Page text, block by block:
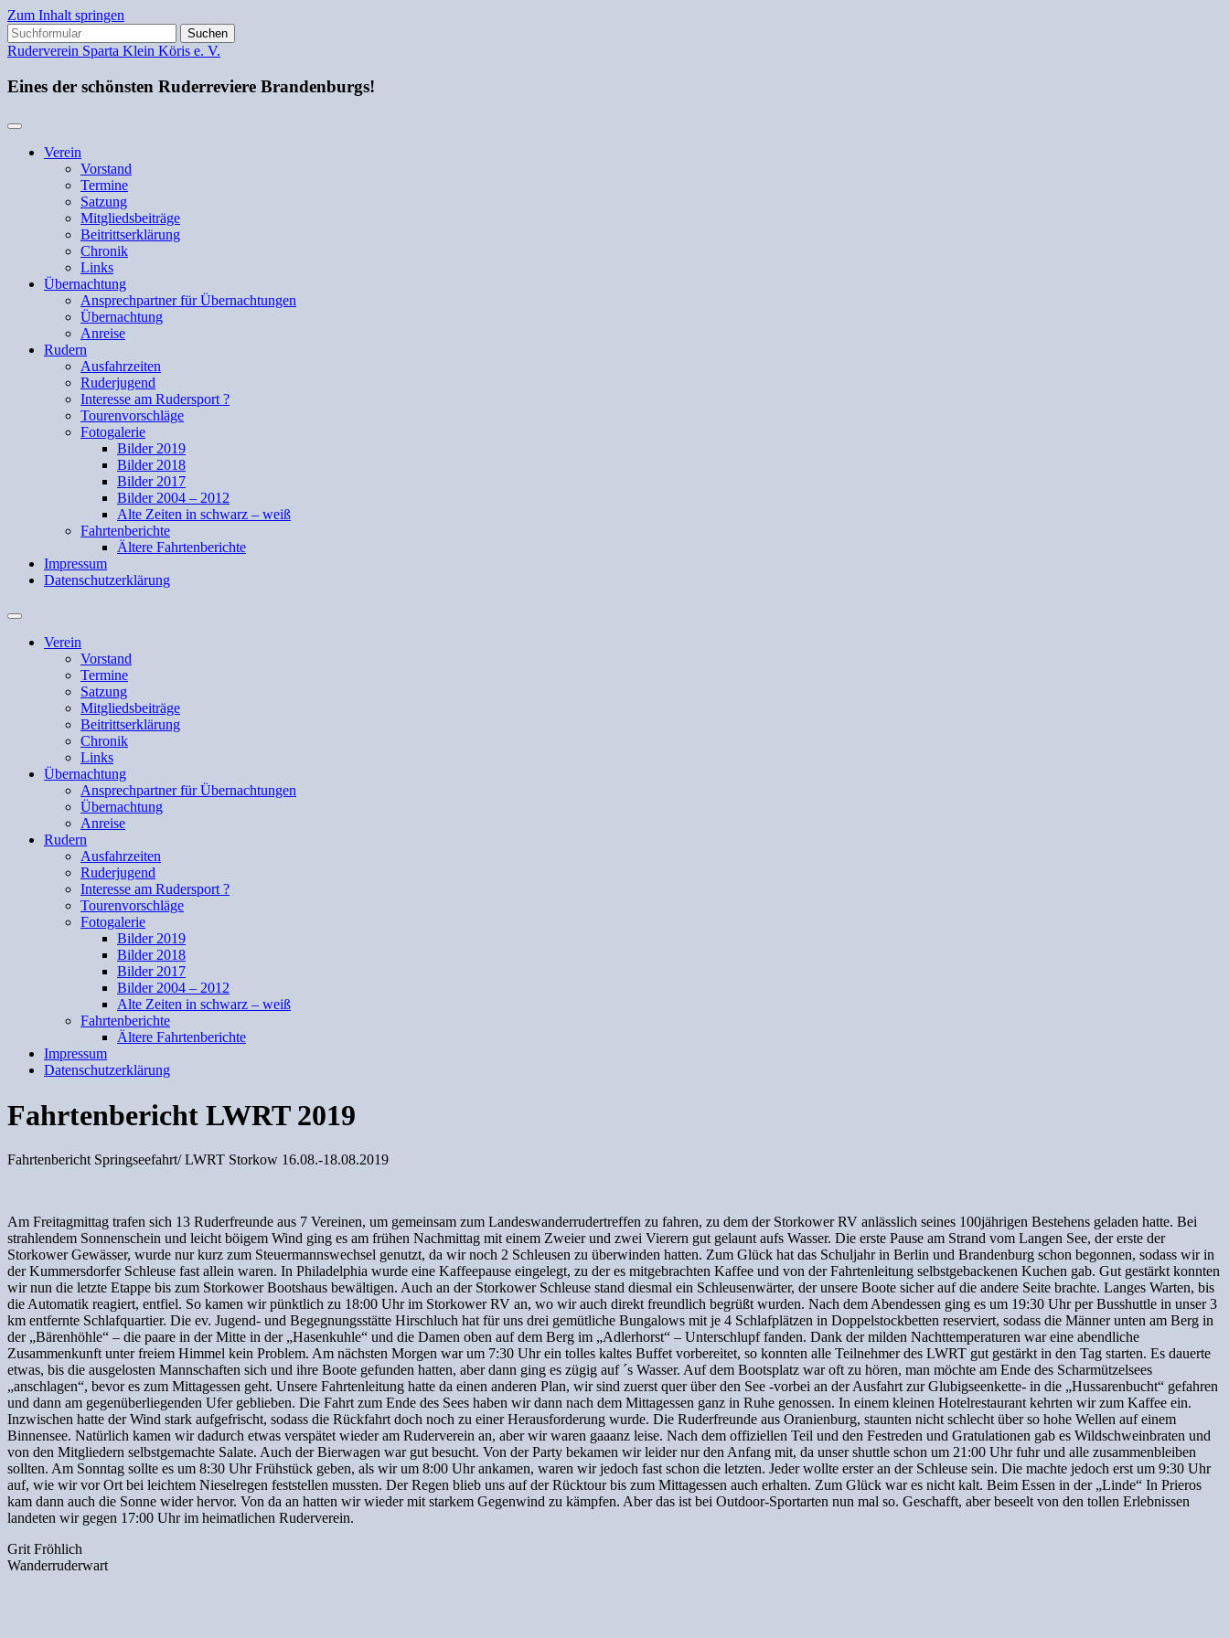
Zum Inhalt springen
Suchen
nach:
Ruderverein Sparta Klein Köris e. V.
Eines der schönsten Ruderreviere Brandenburgs!
Verein
Vorstand
Termine
Satzung
Mitgliedsbeiträge
Beitrittserklärung
Chronik
Links
Übernachtung
Ansprechpartner für Übernachtungen
Übernachtung
Anreise
Rudern
Ausfahrzeiten
Ruderjugend
Interesse am Rudersport ?
Tourenvorschläge
Fotogalerie
Bilder 2019
Bilder 2018
Bilder 2017
Bilder 2004 – 2012
Alte Zeiten in schwarz – weiß
Fahrtenberichte
Ältere Fahrtenberichte
Impressum
Datenschutzerklärung
Suchfeld
ein-/ausblenden
Verein
Vorstand
Termine
Satzung
Mitgliedsbeiträge
Beitrittserklärung
Chronik
Links
Übernachtung
Ansprechpartner für Übernachtungen
Übernachtung
Anreise
Rudern
Ausfahrzeiten
Ruderjugend
Interesse am Rudersport ?
Tourenvorschläge
Fotogalerie
Bilder 2019
Bilder 2018
Bilder 2017
Bilder 2004 – 2012
Alte Zeiten in schwarz – weiß
Fahrtenberichte
Ältere Fahrtenberichte
Impressum
Datenschutzerklärung
Fahrtenbericht LWRT 2019
Fahrtenbericht Springseefahrt/ LWRT Storkow 16.08.-18.08.2019
Am Freitagmittag trafen sich 13 Ruderfreunde aus 7 Vereinen, um gemeinsam zum Landeswanderrudertreffen zu fahren, zu dem der Storkower RV anlässlich seines 100jährigen Bestehens geladen hatte. Bei
strahlendem Sonnenschein und leicht böigem Wind ging es am frühen Nachmittag mit einem Zweier und zwei Vierern gut gelaunt aufs Wasser. Die erste Pause am Strand vom Langen See, der erste der
Storkower Gewässer, wurde nur kurz zum Steuermannswechsel genutzt, da wir noch 2 Schleusen zu überwinden hatten. Zum Glück hat das Schuljahr in Berlin und Brandenburg schon begonnen, sodass wir in
der Kummersdorfer Schleuse fast allein waren. In Philadelphia wurde eine Kaffeepause eingelegt, zu der es mitgebrachten Kaffee und von der Fahrtenleitung selbstgebackenen Kuchen gab. Gut gestärkt konnten
wir nun die letzte Etappe bis zum Storkower Bootshaus bewältigen. Auch an der Storkower Schleuse stand diesmal ein Schleusenwärter, der unsere Boote sicher auf die andere Seite brachte. Langes Warten, bis
die Automatik reagiert, entfiel. So kamen wir pünktlich zu 18:00 Uhr im Storkower RV an, wo wir auch direkt freundlich begrüßt wurden. Nach dem Abendessen ging es um 19:30 Uhr per Busshuttle in unser 3
km entfernte Schlafquartier. Die ev. Jugend- und Begegnungsstätte Hirschluch hat für uns drei gemütliche Bungalows mit je 4 Schlafplätzen in Doppelstockbetten reserviert, sodass die Männer unten am Berg in
der „Bärenhöhle“ – die paare in der Mitte in der „Hasenkuhle“ und die Damen oben auf dem Berg im „Adlerhorst“ – Unterschlupf fanden. Dank der milden Nachttemperaturen war eine abendliche
Zusammenkunft unter freiem Himmel kein Problem. Am nächsten Morgen war um 7:30 Uhr ein tolles kaltes Buffet vorbereitet, so konnten alle Teilnehmer des LWRT gut gestärkt in den Tag starten. Es dauerte
etwas, bis die ausgelosten Mannschaften sich und ihre Boote gefunden hatten, aber dann ging es zügig auf ´s Wasser. Auf dem Bootsplatz war oft zu hören, man möchte am Ende des Scharmützelsees
„anschlagen“, bevor es zum Mittagessen geht. Unsere Fahrtenleitung hatte da einen anderen Plan, wir sind zuerst quer über den See -vorbei an der Ausfahrt zur Glubigseenkette- in die „Hussarenbucht“ gefahren
und dann am gegenüberliegenden Ufer geblieben. Die Fahrt zum Ende des Sees haben wir dann nach dem Mittagessen ganz in Ruhe genossen. In einem kleinen Hotelrestaurant kehrten wir zum Kaffee ein.
Inzwischen hatte der Wind stark aufgefrischt, sodass die Rückfahrt doch noch zu einer Herausforderung wurde. Die Ruderfreunde aus Oranienburg, staunten nicht schlecht über so hohe Wellen auf einem
Binnensee. Natürlich kamen wir dadurch etwas verspätet wieder am Ruderverein an, aber wir waren gaaanz leise. Nach dem offiziellen Teil und den Festreden und Gratulationen gab es Wildschweinbraten und
von den Mitgliedern selbstgemachte Salate. Auch der Bierwagen war gut besucht. Von der Party bekamen wir leider nur den Anfang mit, da unser shuttle schon um 21:00 Uhr fuhr und alle zusammenbleiben
sollten. Am Sonntag sollte es um 8:30 Uhr Frühstück geben, als wir um 8:00 Uhr ankamen, waren wir jedoch fast schon die letzten. Jeder wollte erster an der Schleuse sein. Die machte jedoch erst um 9:30 Uhr
auf, wie wir vor Ort bei leichtem Nieselregen feststellen mussten. Der Regen blieb uns auf der Rücktour bis zum Mittagessen auch erhalten. Zum Glück war es nicht kalt. Beim Essen in der „Linde“ In Prieros
kam dann auch die Sonne wider hervor. Von da an hatten wir wieder mit starkem Gegenwind zu kämpfen. Aber das ist bei Outdoor-Sportarten nun mal so. Geschafft, aber beseelt von den tollen Erlebnissen
landeten wir gegen 17:00 Uhr im heimatlichen Ruderverein.
Grit Fröhlich
Wanderruderwart